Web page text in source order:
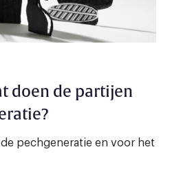
doen de partijen
pechgeneratie en voor het